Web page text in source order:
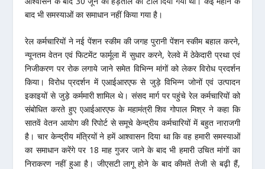
बाद भी समस्याओं का समाधान नहीं किया गया है।
रेल कर्मचारियों ने नई पेंशन स्कीम की जगह पुरानी पेंशन स्कीम बहाल करने,
न्यूनतम वेतन एवं फिटमेंट फार्मूला में सुधार करने, रेलवे में ठेकेदारी प्रथा एवं
निजीकरण पर रोक लगाये जाने समेत विभिन्न मांगों को लेकर विरोध प्रदर्शन
किया। विरोध प्रदर्शन में एआईआरएफ से जुड़े विभिन्न जोनों एवं उत्पादन
इकाइयों से जुड़े कर्ममारी शामिल थे। संसद मार्ग पर पहुंचे रेल कर्मचारियों को
संबोधित करते हुए एआईआरएफ के महामंत्री शिव गोपाल मिश्र ने कहा कि
सातवें वेतन आयोग की रिपोर्ट से समूचे केन्द्रीय कर्मचारियों में बहुत नाराजगी
है। चार केन्द्रीय मंत्रियों ने हमें आश्वासन दिया था कि वह हमारी समस्याओं
का समाधान करेंगे पर 18 माह गुजर जाने के बाद भी हमारी उचित मांगों का
निराकरण नहीं हुआ है। जीएसटी लागू होने के बाद कीमतें तेजी से बढ़ी हैं,